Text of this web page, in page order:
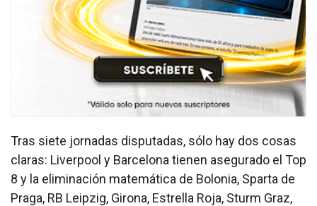
Tras siete jornadas disputadas, sólo hay dos cosas
claras: Liverpool y Barcelona tienen asegurado el Top
8 y la eliminación matemática de Bolonia, Sparta de
Praga, RB Leipzig, Girona, Estrella Roja, Sturm Graz,